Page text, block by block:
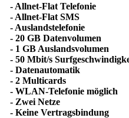
- Allnet-Flat Telefonie
- Allnet-Flat SMS
- Auslandstelefonie
- 20 GB Datenvolumen
- 1 GB Auslandsvolumen
- 50 Mbit/s
- Datenautomatik
- 2 Multicards
- WLAN-Telefonie möglich
- Zwei Netze
- Keine Vertragsbindung